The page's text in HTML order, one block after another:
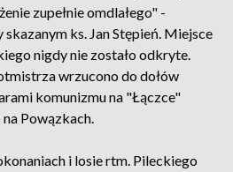
zupełnie omdlałego" -
ks. Jan Stępień. Miejsce
nigdy nie zostało odkryte.
wrzucono do dołów
komunizmu na "Łączce"
Powązkach.
i losie rtm. Pileckiego